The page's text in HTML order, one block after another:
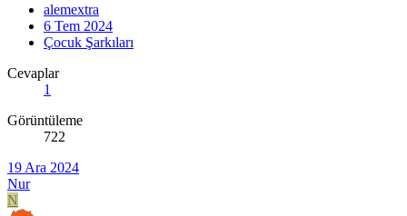
alemextra
6 Tem 2024
Çocuk Şarkıları
Cevaplar
1
Görüntüleme
722
19 Ara 2024
Nur
N